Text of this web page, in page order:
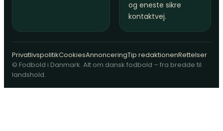
og eneste sikre
kontaktvej.
PrivatlivspolitikCookiesAnnonceringTip redaktionenRettelser
© Fodbold i Danmark. Alt om dansk fodbold – fra bredde til
landshold.